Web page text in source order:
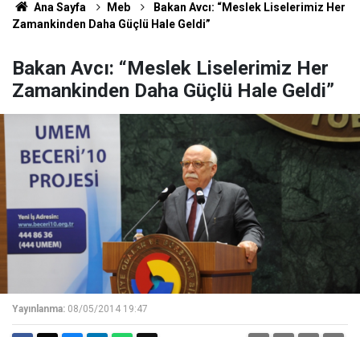
Ana Sayfa Meb
Bakan Avcı: “Meslek Liselerimiz Her
Zamankinden Daha Güçlü Hale Geldi”
Bakan Avcı: “Meslek Liselerimiz Her
Zamankinden Daha Güçlü Hale Geldi”
Yayınlanma: 08/05/2014 19:47